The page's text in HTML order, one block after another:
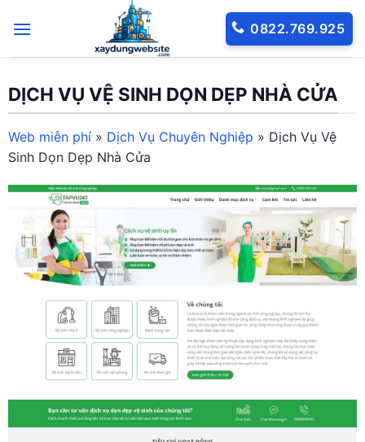
qua
0822.769.925
DỊCH VỤ VỆ SINH DỌN DẸP NHÀ CỬA
Web miễn phí » Dịch Vụ Chuyên Nghiệp » Dịch Vụ Vệ
Sinh Dọn Dẹp Nhà Cửa